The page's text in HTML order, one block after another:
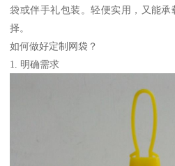
袋或伴手礼包装。轻便实用，又能
择。
如何做好定制网袋？
1. 明确需求